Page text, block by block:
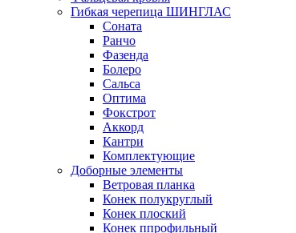
Гибкая черепица ШИНГЛАС
Соната
Ранчо
Фазенда
Болеро
Сальса
Оптима
Фокстрот
Аккорд
Кантри
Комплектующие
Доборные элементы
Ветровая планка
Конек полукруглый
Конек плоский
Конек ппрофильный